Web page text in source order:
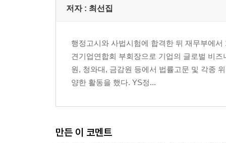
제5장 국제계약서의 종류
제6장 개별 계약과 조항
Ⅰ. MOU
Ⅴ. 국제매매계약
저자 : 최선집
행정고시와 사법시험에 합격한 뒤 재무부에
견기업연합회 부회장으로 기업의 글로벌 비
원, 청와대, 금감원 등에서 법률고문 및 각종
양한 활동을 했다. YS정...
만든 이 코멘트